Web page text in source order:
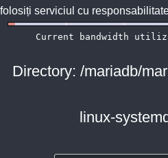
folosiți serviciul cu
Directory: /mariadb/
linux-